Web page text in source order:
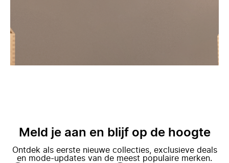
Meld je aan en blijf op de hoogte
Ontdek als eerste nieuwe collecties, exclusieve deals
en mode-updates van de meest populaire merken.